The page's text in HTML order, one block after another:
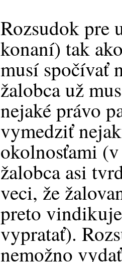
Rozsudok pre
konaní) tak
musí spočívať
žalobca už
nejaké právo
vymedziť
okolnosťami
žalobca asi
veci, že
preto
vypratať).
nemožno